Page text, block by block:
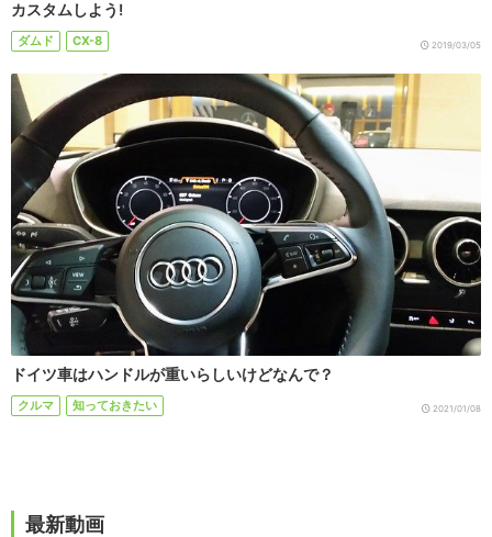
カスタムしよう!
ダムド CX-8 2019/03/05
ドイツ車はハンドルが重いらしいけどなんで？
クルマ 知っておきたい 2021/01/08
最新動画